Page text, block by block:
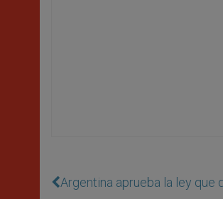
Argentina aprueba la ley que